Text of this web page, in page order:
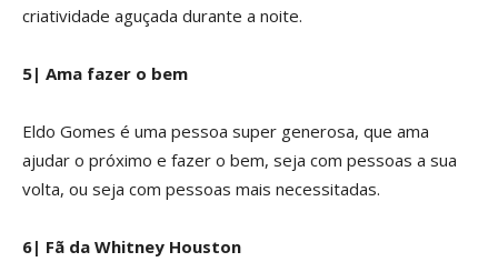
criatividade aguçada durante a noite.
5| Ama fazer o bem
Eldo Gomes é uma pessoa super generosa, que ama
ajudar o próximo e fazer o bem, seja com pessoas a sua
volta, ou seja com pessoas mais necessitadas.
6| Fã da Whitney Houston